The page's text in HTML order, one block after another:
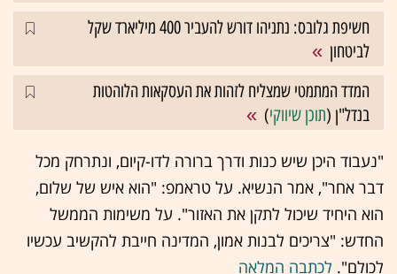
חשיפת גלובס: נתניהו דורש להעביר 400 מיליארד שקל
לביטחון
המדד המתמטי שמצליח לזהות את העסקאות הלוהטות
בנדל"ן (תוכן שיווקי)
"נעבוד היכן שיש כנות ודרך ברורה לדו-קיום, ונתרחק מכל
דבר אחר", אמר הנשיא. על טראמפ: "הוא איש של שלום,
הוא היחיד שיכול לתקן את האזור". על משימות הממשל
החדש: "צריכים לבנות אמון, המדינה חייבת להקשיב עכשיו
לכולם". לכתבה המלאה